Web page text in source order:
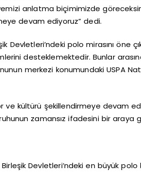
anlatma biçimimizde
devam ediyoruz” dedi.
Devletleri’ndeki polo mirasını öne
desteklemektedir. Bunlar
merkezi konumundaki USPA
ve kültürü şekillendirmeye devam
zamansız ifadesini bir araya
Birleşik Devletleri’ndeki en büyük